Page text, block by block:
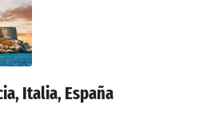
Italia, España